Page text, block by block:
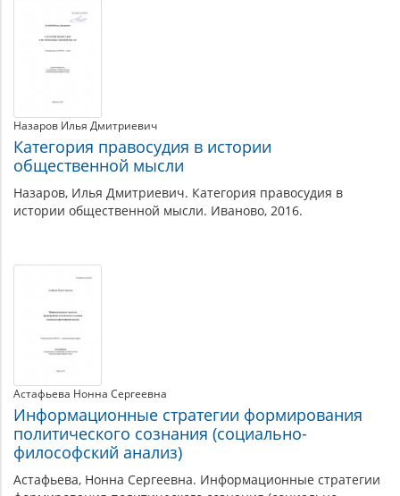
Назаров Илья Дмитриевич
Категория правосудия в истории
общественной мысли
Назаров, Илья Дмитриевич. Категория правосудия в
истории общественной мысли. Иваново, 2016.
Астафьева Нонна Сергеевна
Информационные стратегии формирования
политического сознания (социально-
философский анализ)
Астафьева, Нонна Сергеевна. Информационные стратегии